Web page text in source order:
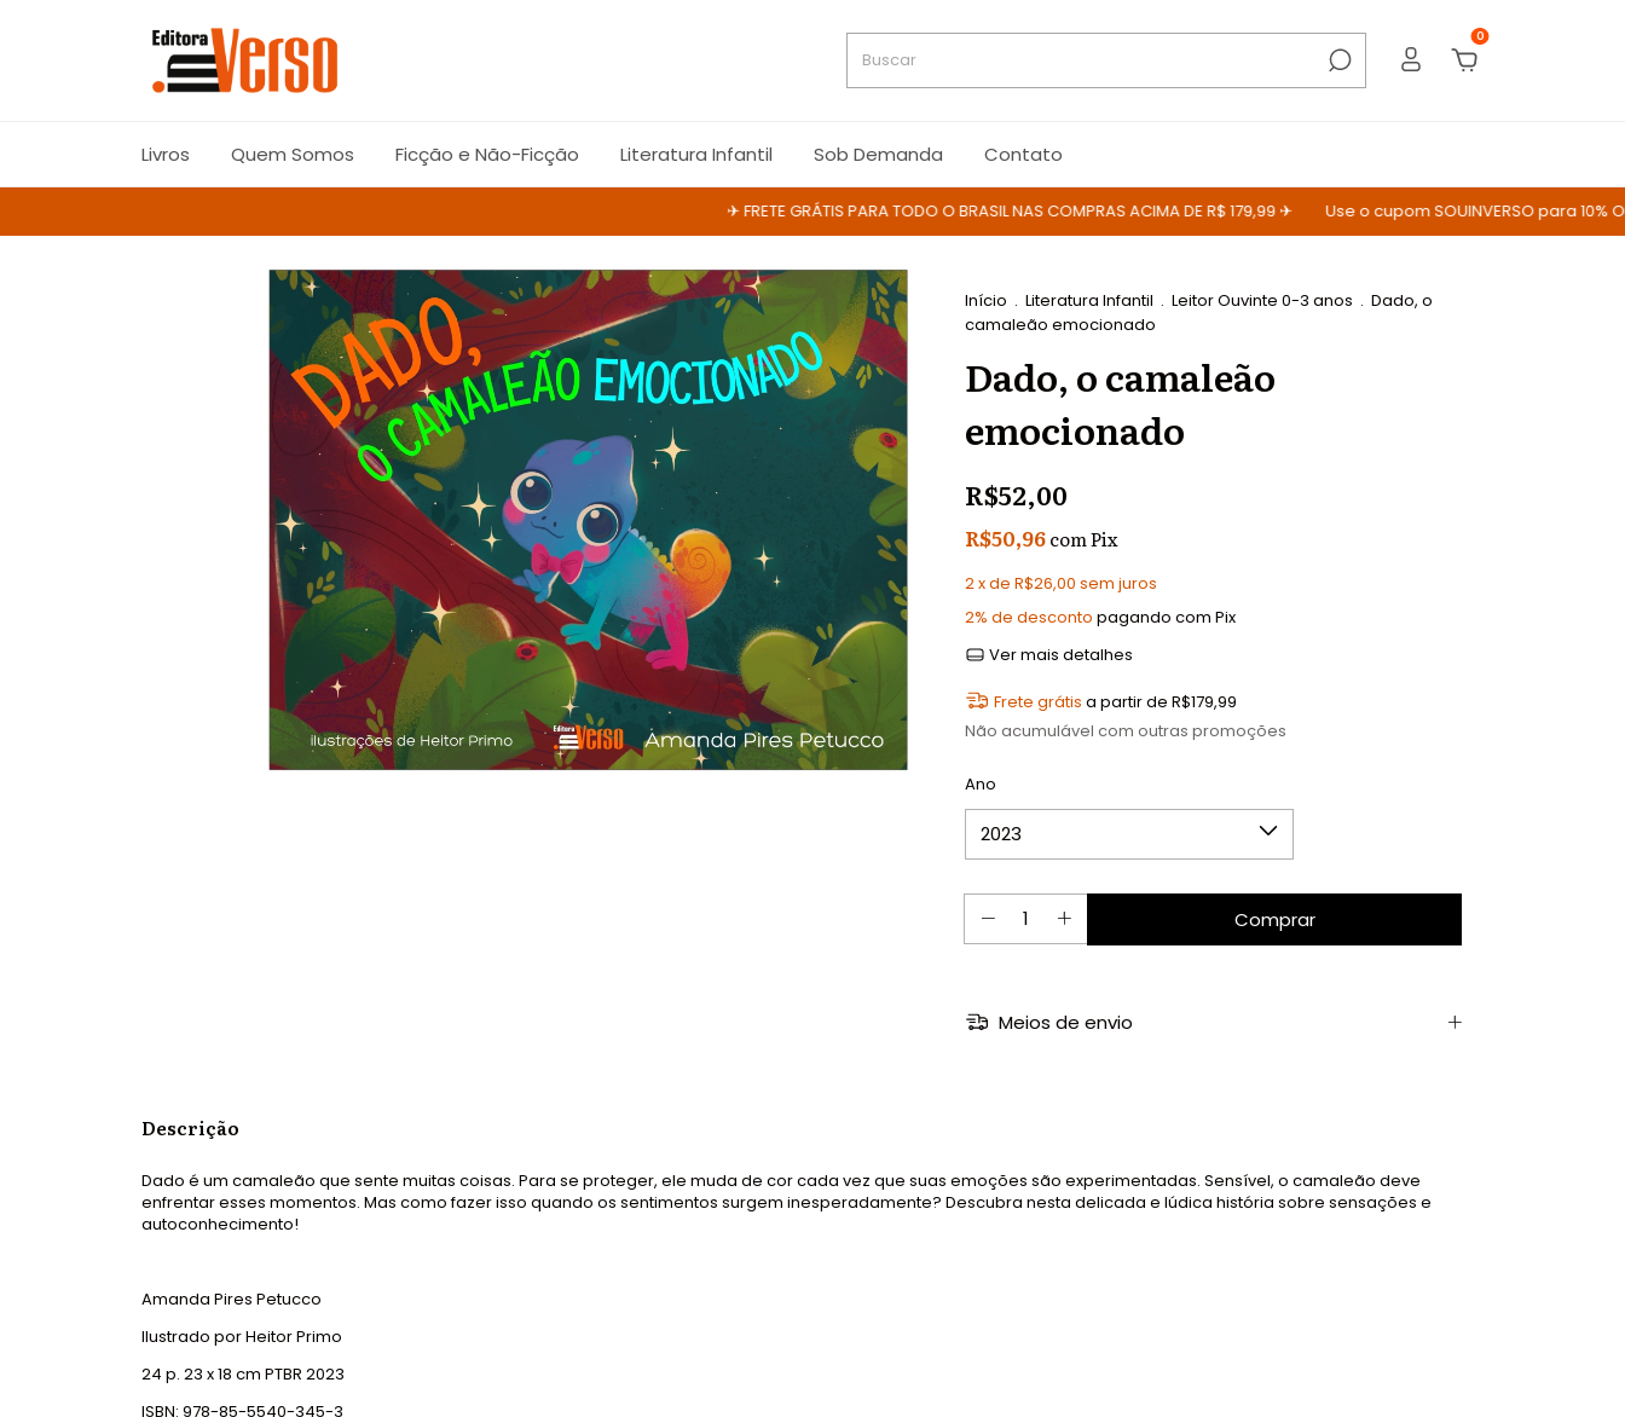
0
Livros Quem Somos Ficção e Não-Ficção Literatura Infantil Sob Demanda Contato
✈ FRETE GRÁTIS PARA TODO O BRASIL NAS COMPRAS ACIMA DE R$ 179,99 ✈ Use o cupom SOUINVERSO para 10% OFF
Início . Literatura Infantil . Leitor Ouvinte 0-3 anos . Dado, o
camaleão emocionado
Dado, o camaleão
emocionado
R$52,00
R$50,96comPix
2x de R$26,00 sem juros
2% de desconto pagando com Pix
Ver mais detalhes
Frete grátis a partir de R$179,99
Não acumulável com outras promoções
Ano
Meios de envio
Descrição
Dado é um camaleão que sente muitas coisas. Para se proteger, ele muda de cor cada vez que suas emoções são experimentadas. Sensível, o camaleão deve
enfrentar esses momentos. Mas como fazer isso quando os sentimentos surgem inesperadamente? Descubra nesta delicada e lúdica história sobre sensações e
autoconhecimento!
Amanda Pires Petucco
Ilustrado por Heitor Primo
24 p. 23 x 18 cm PTBR 2023
ISBN: 978-85-5540-345-3